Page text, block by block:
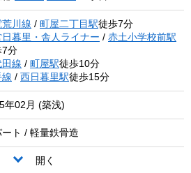
川線 / 町屋二丁目駅徒歩7分
暮里・舎人ライナー / 赤土小学校前駅
7分
線 / 町屋駅徒歩10分
線 / 西日暮里駅徒歩15分
年02月 (築浅)
ート / 軽量鉄骨造
開く